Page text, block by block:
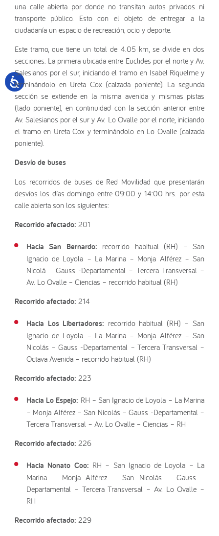
una calle abierta por donde no transitan autos privados ni
transporte público. Esto con el objeto de entregar a la
ciudadanía un espacio de recreación, ocio y deporte.
Este tramo, que tiene un total de 4.05 km, se divide en dos
secciones. La primera ubicada entre Euclides por el norte y Av.
Salesianos por el sur, iniciando el tramo en Isabel Riquelme y
terminándolo en Ureta Cox (calzada poniente). La segunda
sección se extiende en la misma avenida y mismas pistas
(lado poniente), en continuidad con la sección anterior entre
Av. Salesianos por el sur y Av. Lo Ovalle por el norte, iniciando
el tramo en Ureta Cox y terminándolo en Lo Ovalle (calzada
poniente).
Desvío de buses
Los recorridos de buses de Red Movilidad que presentarán
desvíos los días domingo entre 09:00 y 14:00 hrs. por esta
calle abierta son los siguientes:
Recorrido afectado: 201
Hacia San Bernardo: recorrido habitual (RH) – San
Ignacio de Loyola – La Marina – Monja Alférez – San
Nicolá Gauss -Departamental – Tercera Transversal –
Av. Lo Ovalle – Ciencias – recorrido habitual (RH)
Recorrido afectado: 214
Hacia Los Libertadores: recorrido habitual (RH) – San
Ignacio de Loyola – La Marina – Monja Alférez – San
Nicolás – Gauss -Departamental – Tercera Transversal –
Octava Avenida – recorrido habitual (RH)
Recorrido afectado: 223
Hacia Lo Espejo: RH – San Ignacio de Loyola – La Marina
– Monja Alférez – San Nicolás – Gauss -Departamental –
Tercera Transversal – Av. Lo Ovalle – Ciencias – RH
Recorrido afectado: 226
Hacia Nonato Coo: RH – San Ignacio de Loyola – La
Marina – Monja Alférez – San Nicolás – Gauss -
Departamental – Tercera Transversal – Av. Lo Ovalle –
RH
Recorrido afectado: 229